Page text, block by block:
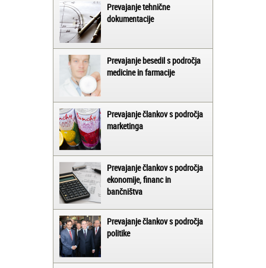
Prevajanje tehnične
dokumentacije
Prevajanje besedil s področja
medicine in farmacije
Prevajanje člankov s področja
marketinga
Prevajanje člankov s področja
ekonomije, financ in
bančništva
Prevajanje člankov s področja
politike